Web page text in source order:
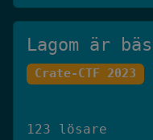
Lagom är
Crate-CTF 2023
123 lösare